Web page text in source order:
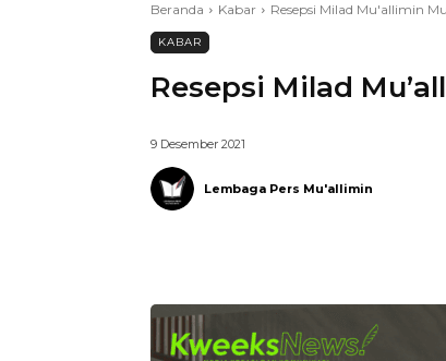
Beranda Kabar Resepsi Milad Mu'allimin
KABAR
Resepsi Milad
9 Desember 2021
Lembaga Pers Mu'allimin